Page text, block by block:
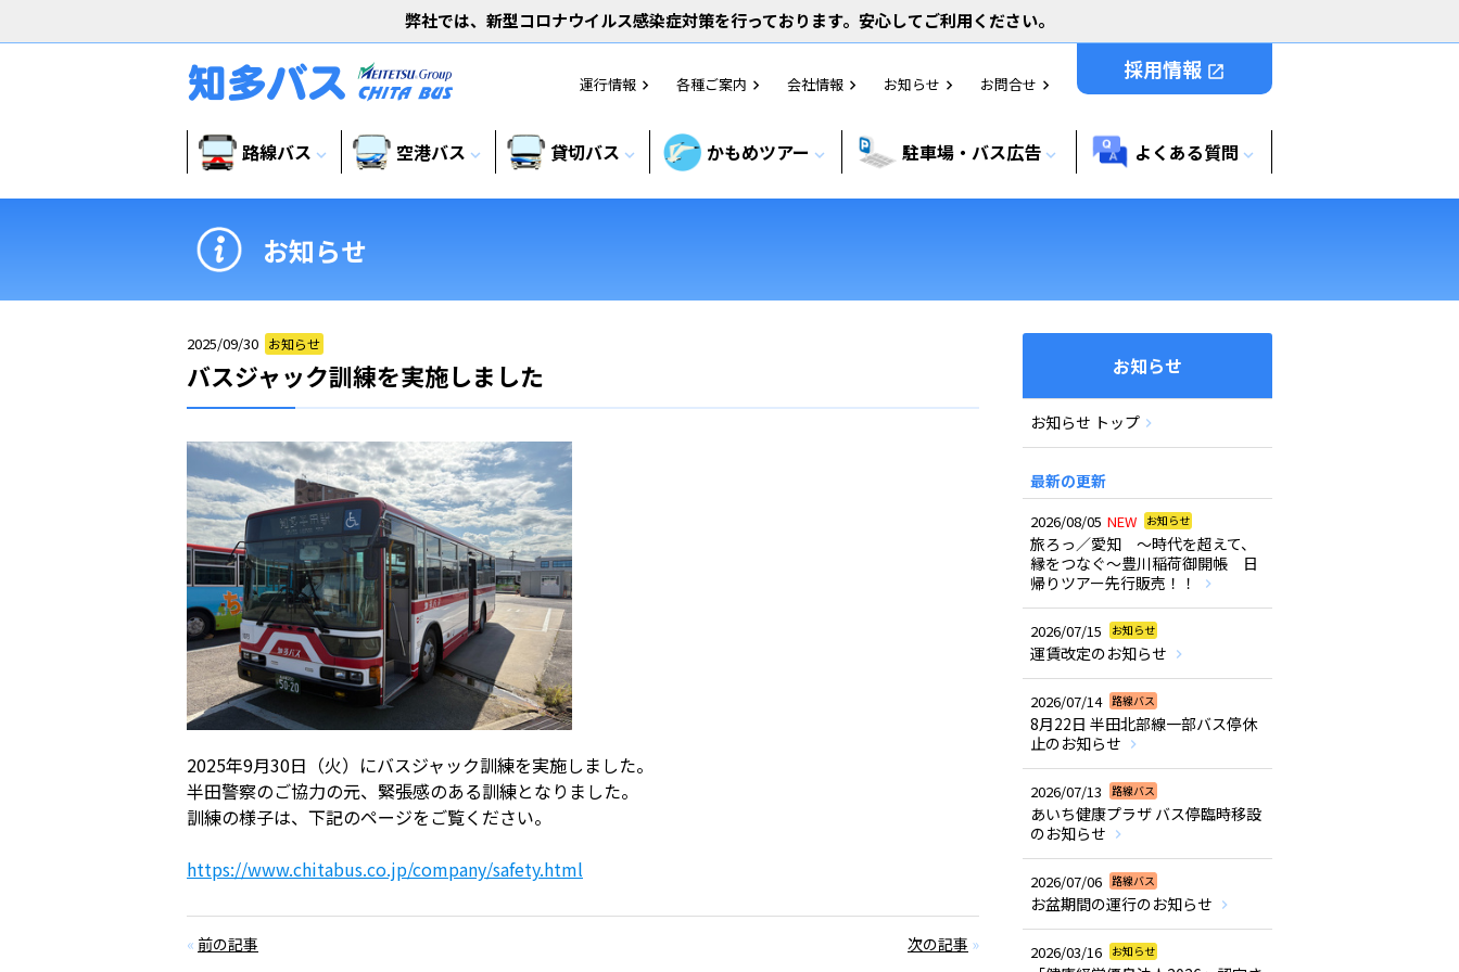
弊社では、新型コロナウイルス感染症対策を行っております。安心してご利用ください。
運行情報 chevron_right 各種ご案内 chevron_right 会社情報 chevron_right お知らせ chevron_right お問合せ chevron_right
採用情報 open_in_new
路線バス expand_more 空港バス expand_more 貸切バス expand_more かもめツアー expand_more 駐車場・バス広告expand_more よくある質問 expand_more
お知らせ
2025/09/30 お知らせ
バスジャック訓練を実施しました
2025年9月30日（火）にバスジャック訓練を実施しました。
半田警察のご協力の元、緊張感のある訓練となりました。
訓練の様子は、下記のページをご覧ください。
https://www.chitabus.co.jp/company/safety.html
« 前の記事 次の記事 »
お知らせ
お知らせ トップ
最新の更新
2026/08/05 NEW お知らせ
旅ろっ／愛知 ～時代を超えて、
縁をつなぐ～豊川稲荷御開帳 日
帰りツアー先行販売！！
2026/07/15 お知らせ
運賃改定のお知らせ
2026/07/14 路線バス
8月22日 半田北部線一部バス停休
止のお知らせ
2026/07/13 路線バス
あいち健康プラザ バス停臨時移設
のお知らせ
2026/07/06 路線バス
お盆期間の運行のお知らせ
2026/03/16 お知らせ